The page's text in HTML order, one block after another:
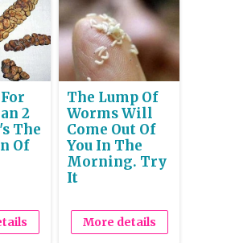
2
The
Of
The Lump Of
Worms Will
Come Out Of
You In The
Morning. Try
It
More details